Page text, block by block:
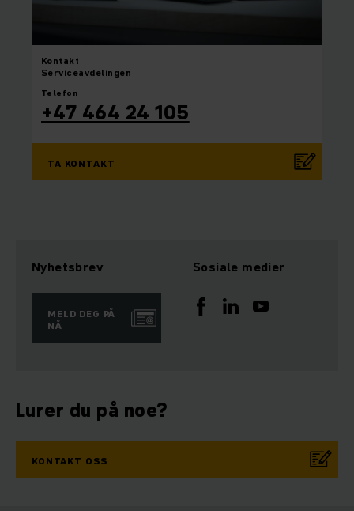
Kontakt
Serviceavdelingen
Telefon
+47 464 24 105
TA KONTAKT
Nyhetsbrev
MELD DEG PÅ
NÅ
Sosiale medier
Lurer du på noe?
KONTAKT OSS